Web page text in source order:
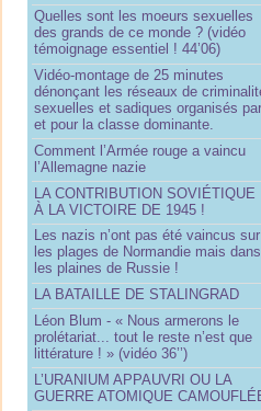
Quelles sont les moeurs sexuelles
des grands de ce monde ? (vidéo
témoignage essentiel ! 44’06)
Vidéo-montage de 25 minutes
dénonçant les réseaux de
sexuelles et sadiques organisés par
et pour la classe dominante.
Comment l’Armée rouge a vaincu
l’Allemagne nazie
LA CONTRIBUTION SOVIÉTIQUE
À LA VICTOIRE DE 1945 !
Les nazis n’ont pas été vaincus sur
les plages de Normandie mais dans
les plaines de Russie !
LA BATAILLE DE STALINGRAD
Léon Blum - « Nous armerons le
prolétariat... tout le reste n’est que
littérature ! » (vidéo 36’’)
L’URANIUM APPAUVRI OU LA
GUERRE ATOMIQUE